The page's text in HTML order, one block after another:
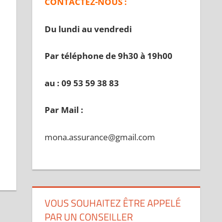
Du lundi au vendredi
Par téléphone de 9h30 à 19h00
au : 09 53 59 38 83
Par Mail :
mona.assurance@gmail.com
VOUS SOUHAITEZ ÊTRE APPELÉ
PAR UN CONSEILLER